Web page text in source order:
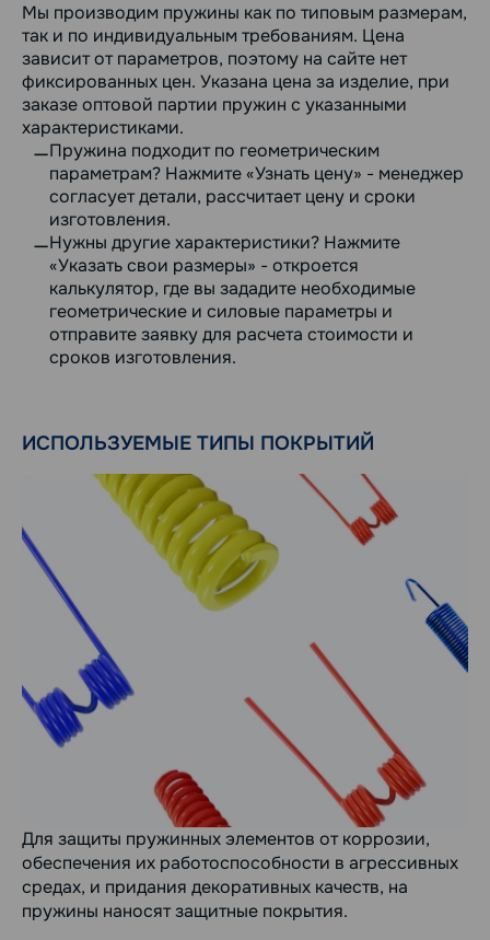
Мы производим пружины как по типовым размерам,
так и по индивидуальным требованиям. Цена
зависит от параметров, поэтому на сайте нет
фиксированных цен. Указана цена за изделие, при
заказе оптовой партии пружин с указанными
характеристиками.
Пружина подходит по геометрическим
параметрам? Нажмите «Узнать цену» - менеджер
согласует детали, рассчитает цену и сроки
изготовления.
Нужны другие характеристики? Нажмите
«Указать свои размеры» - откроется
калькулятор, где вы зададите необходимые
геометрические и силовые параметры и
отправите заявку для расчета стоимости и
сроков изготовления.
ИСПОЛЬЗУЕМЫЕ ТИПЫ ПОКРЫТИЙ
Для защиты пружинных элементов от коррозии,
обеспечения их работоспособности в агрессивных
средах, и придания декоративных качеств, на
пружины наносят защитные покрытия.